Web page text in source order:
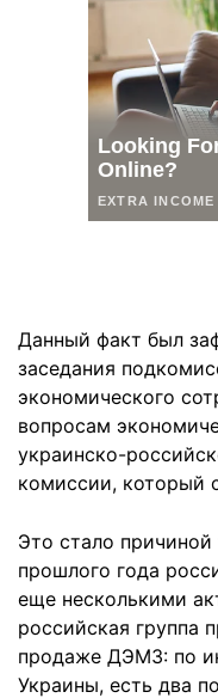
Данный факт был
заседания
экономического
вопросам
украинско-
комиссии, который
Это стало причиной
прошлого года
еще несколькими
российская группа
продаже ДЭМЗ: по
Украины, есть два